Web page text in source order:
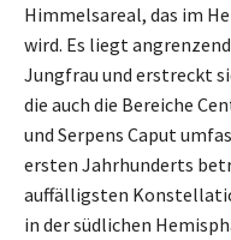
Himmelsareal, das im
wird. Es liegt
Jungfrau und erstreckt
die auch die Bereiche
und Serpens Caput
ersten Jahrhunderts
auffälligsten
in der südlichen